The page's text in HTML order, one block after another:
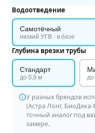
Водоотведение
Самотёчный
низкий УГВ · в базе
Глубина врезки трубы
Стандарт
до 0,8 м
У разных брендов
(Астра Лонг, БиоДека
точный аналог под
замере.